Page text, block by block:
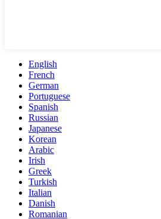
English
French
German
Portuguese
Spanish
Russian
Japanese
Korean
Arabic
Irish
Greek
Turkish
Italian
Danish
Romanian